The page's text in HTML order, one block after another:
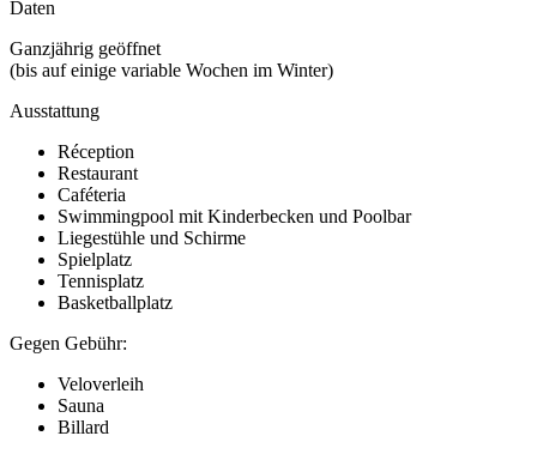
Daten
Ganzjährig geöffnet
(bis auf einige variable Wochen im Winter)
Ausstattung
Réception
Restaurant
Caféteria
Swimmingpool mit Kinderbecken und Poolbar
Liegestühle und Schirme
Spielplatz
Tennisplatz
Basketballplatz
Gegen Gebühr:
Veloverleih
Sauna
Billard